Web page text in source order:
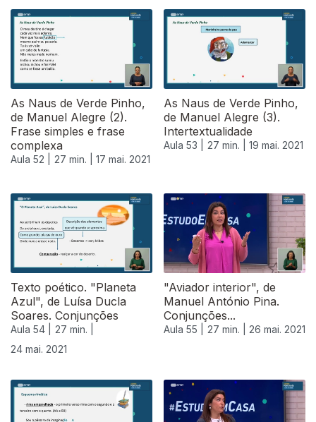
As Naus de Verde Pinho,
de Manuel Alegre (2).
Frase simples e frase
complexa
Aula 52 | 27 min. | 17 mai. 2021
As Naus de Verde Pinho,
de Manuel Alegre (3).
Intertextualidade
Aula 53 | 27 min. | 19 mai. 2021
Texto poético. "Planeta
Azul", de Luísa Ducla
Soares. Conjunções
Aula 54 |
27 min. |
24 mai. 2021
"Aviador interior", de
Manuel António Pina.
Conjunções...
Aula 55 | 27 min. | 26 mai. 2021